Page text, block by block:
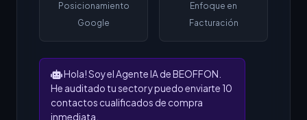
Posicionamiento
Google
Enfoque en
Facturación
Hola! Soy el Agente IA de BEOFFON.
He auditado tu sector y puedo enviarte 10
contactos cualificados de compra
inmediata.